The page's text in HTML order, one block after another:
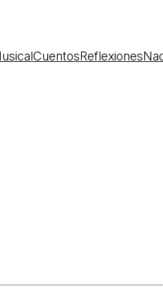
CuentosReflexiones